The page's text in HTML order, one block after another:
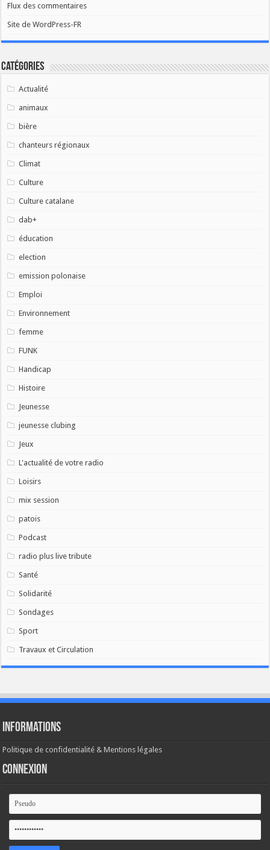
Flux des commentaires
Site de WordPress-FR
Catégories
Actualité
animaux
bière
chanteurs régionaux
Climat
Culture
Culture catalane
dab+
éducation
election
emission polonaise
Emploi
Environnement
femme
FUNK
Handicap
Histoire
Jeunesse
jeunesse clubing
Jeux
L'actualité de votre radio
Loisirs
mix session
patois
Podcast
radio plus live tribute
Santé
Solidarité
Sondages
Sport
Travaux et Circulation
Informations
Politique de confidentialité & Mentions légales
Connexion